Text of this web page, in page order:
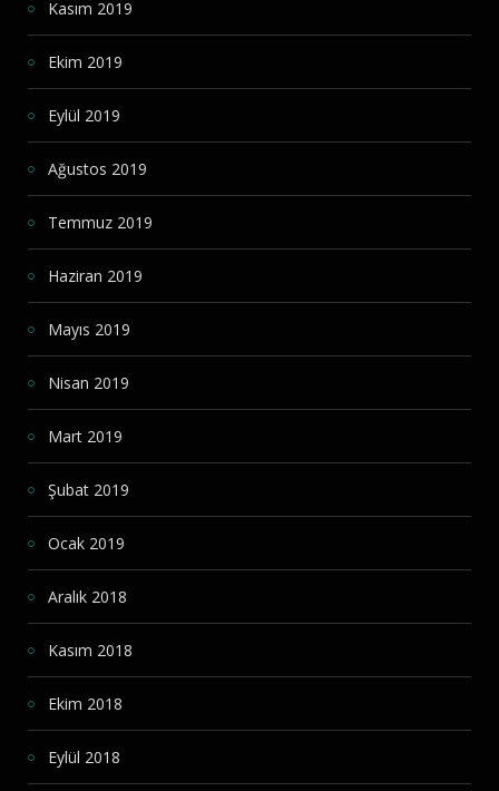
Kasım 2019
Ekim 2019
Eylül 2019
Ağustos 2019
Temmuz 2019
Haziran 2019
Mayıs 2019
Nisan 2019
Mart 2019
Şubat 2019
Ocak 2019
Aralık 2018
Kasım 2018
Ekim 2018
Eylül 2018